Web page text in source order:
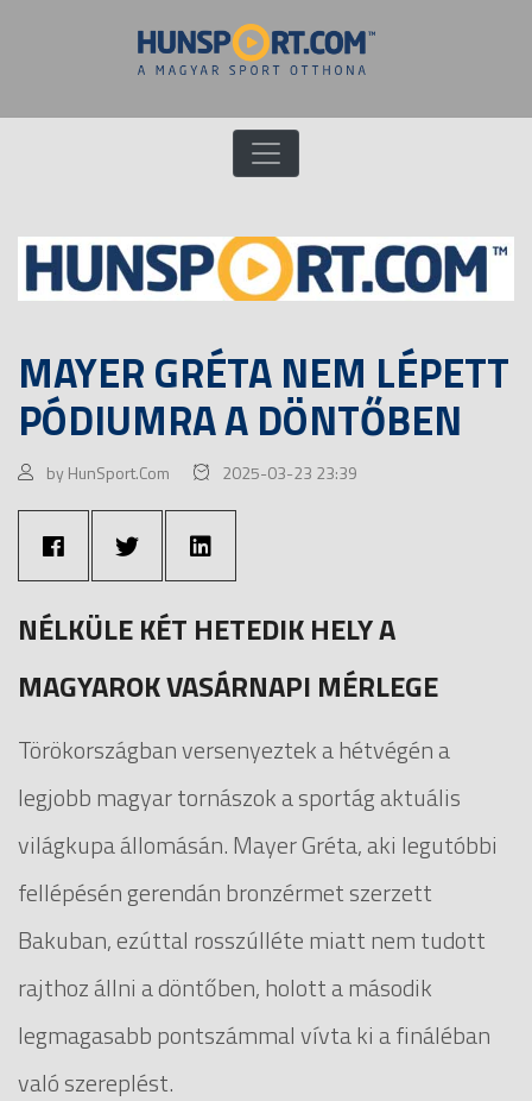
MAYER GRÉTA NEM LÉPETT
PÓDIUMRA A DÖNTŐBEN
by HunSport.Com 2025-03-23 23:39
NÉLKÜLE KÉT HETEDIK HELY A
MAGYAROK VASÁRNAPI MÉRLEGE
Törökországban versenyeztek a hétvégén a
legjobb magyar tornászok a sportág aktuális
világkupa állomásán. Mayer Gréta, aki legutóbbi
fellépésén gerendán bronzérmet szerzett
Bakuban, ezúttal rosszúlléte miatt nem tudott
rajthoz állni a döntőben, holott a második
legmagasabb pontszámmal vívta ki a fináléban
való szereplést.